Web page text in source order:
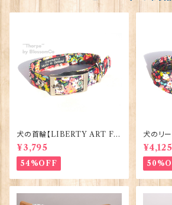
犬の首輪【LIBERTY ART FA
BRIC=Thorpe】BlossomCo
90295
¥3,795
54%OFF
犬のリ
o 90294
¥4,125